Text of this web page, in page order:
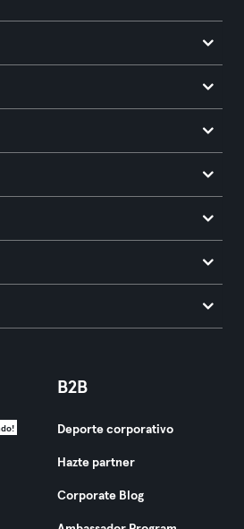
B2B
Deporte corporativo
Hazte partner
Corporate Blog